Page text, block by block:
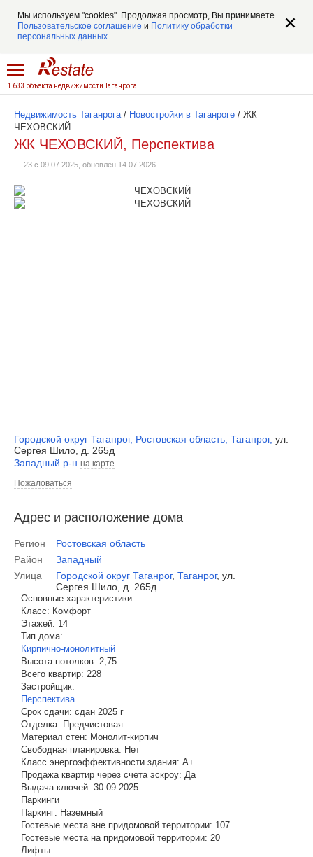
Мы используем "cookies". Продолжая просмотр, Вы принимаете
Пользовательское соглашение и Политику обработки
персональных данных.
1 633 объекта недвижимости Таганрога
Недвижимость Таганрога/ Новостройки в Таганроге / ЖК
ЧЕХОВСКИЙ
ЖК ЧЕХОВСКИЙ, Перспектива
23 с 09.07.2025, обновлен 14.07.2026
Городской округ Таганрог, Ростовская область Таганрог, ул.
Сергея Шило, д. 265д
Западный р-н на карте
Пожаловаться
Адрес и расположение дома
Регион
Ростовская область
Район
Западный
Улица
Городской округ Таганрог, Таганрог, ул.
Сергея Шило, д. 265д
Основные характеристики
Класс: Комфорт
Этажей: 14
Тип дома:
Кирпично-монолитный
Высота потолков: 2,75
Всего квартир: 228
Застройщик:
Перспектива
Срок сдачи: сдан 2025 г
Отделка: Предчистовая
Материал стен: Монолит-кирпич
Свободная планировка: Нет
Класс энергоэффективности здания: A+
Продажа квартир через счета эскроу: Да
Выдача ключей: 30.09.2025
Паркинги
Паркинг: Наземный
Гостевые места вне придомовой территории: 107
Гостевые места на придомовой территории: 20
Лифты